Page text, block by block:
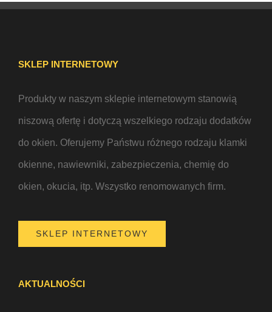
SKLEP INTERNETOWY
Produkty w naszym sklepie internetowym stanowią
niszową ofertę i dotyczą wszelkiego rodzaju dodatków
do okien. Oferujemy Państwu różnego rodzaju klamki
okienne, nawiewniki, zabezpieczenia, chemię do
okien, okucia, itp. Wszystko renomowanych firm.
SKLEP INTERNETOWY
AKTUALNOŚCI